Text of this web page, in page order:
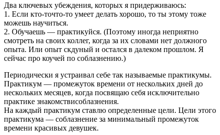
Два ключевых убеждения, которых я придерживаюсь:
1. Если кто-точто-то умеет делать хорошо, то ты этому тоже
можешь научиться.
2. Обучаешь — практикуйся. (Поэтому иногда неприятно
смотреть на своих коллег, когда за их словами нет должного
опыта. Или опыт скдуный и остался в далеком прошлом. Я
сейчас про коучей по соблазнению.)
Периодически я устраивал себе так называемые практикумы.
Практикум — промежуток времени от нескольких дней до
нескольких месяцев, когда посвящаю себя исключительно
практике знакомствисоблазнения.
На каждый практикум ставлю определенные цели. Цели этого
практикума — соблазнение за минимальный промежуток
времени красивых девушек.